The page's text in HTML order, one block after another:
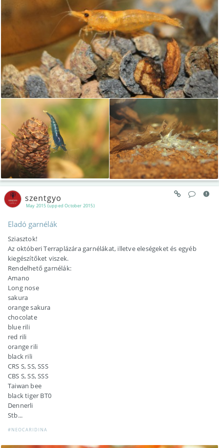
May 2015 (upped October 2015)
szentgyo
Eladó garnélák
Sziasztok!
Az októberi Terraplázára garnélákat, illetve eleségeket és egyéb
kiegészítőket viszek.
Rendelhető garnélák:
Amano
Long nose
sakura
orange sakura
chocolate
blue rili
red rili
orange rili
black rili
CRS S, SS, SSS
CBS S, SS, SSS
Taiwan bee
black tiger BT0
Dennerli
Stb...
#NEOCARIDINA